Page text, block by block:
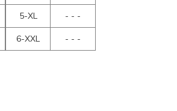
5-XL
- - -
6-XXL
- - -